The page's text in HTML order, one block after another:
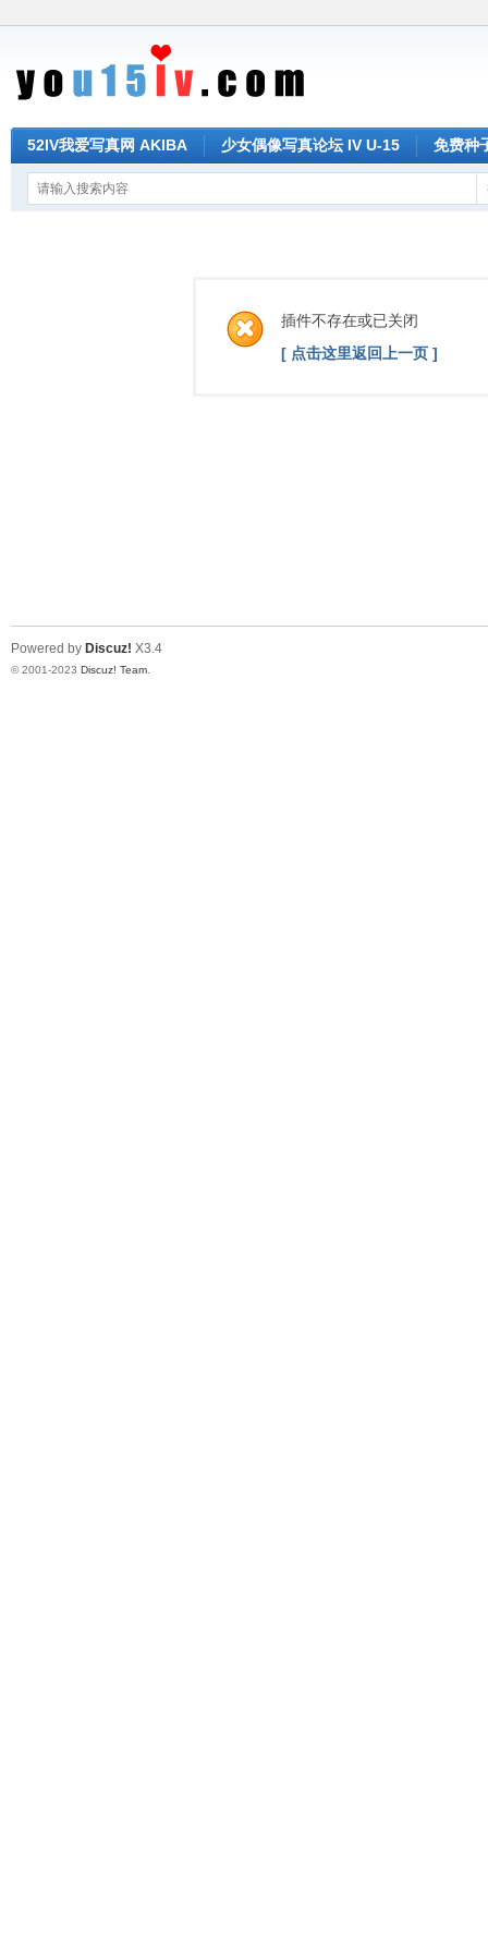
52IV我爱写真网 AKIBA 少女偶像写真论坛 IV U-15 免费种
插件不存在或已关闭
[ 点击这里返回上一页 ]
Powered by Discuz! X3.4
© 2001-2023 Discuz! Team